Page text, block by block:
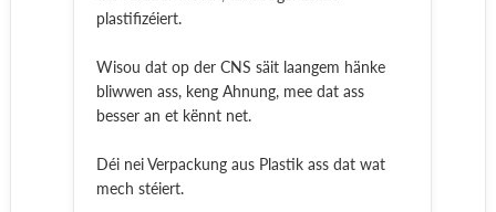
plastifizéiert.
Wisou dat op der CNS säit laangem hänke
bliwwen ass, keng Ahnung, mee dat ass
besser an et kënnt net.
Déi nei Verpackung aus Plastik ass dat wat
mech stéiert.